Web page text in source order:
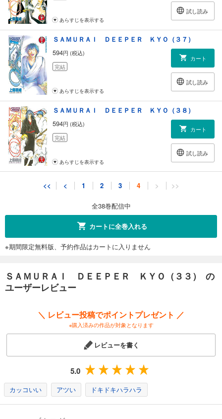
試し読み
あらすじを表示する
ＳＡＭＵＲＡＩ ＤＥＥＰＥＲ ＫＹＯ（３７）
594円 (税込)
完結
カート
試し読み
あらすじを表示する
ＳＡＭＵＲＡＩ ＤＥＥＰＥＲ ＫＹＯ（３８）
594円 (税込)
完結
カート
試し読み
あらすじを表示する
<< < 1 2 3 4 > >>
全38巻配信中
カートに全巻入れる
※期間限定無料版、予約作品はカートに入りません
ＳＡＭＵＲＡＩ ＤＥＥＰＥＲ ＫＹＯ（３３） の
ユーザーレビュー
＼ レビュー投稿でポイントプレゼント ／
※購入済みの作品が対象となります
レビューを書く
5.0
カッコいい アツい ドキドキハラハラ